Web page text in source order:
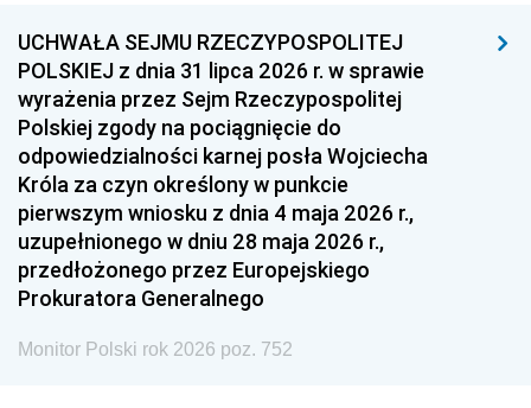
UCHWAŁA SEJMU RZECZYPOSPOLITEJ
POLSKIEJ z dnia 31 lipca 2026 r. w sprawie
wyrażenia przez Sejm Rzeczypospolitej
Polskiej zgody na pociągnięcie do
odpowiedzialności karnej posła Wojciecha
Króla za czyn określony w punkcie
pierwszym wniosku z dnia 4 maja 2026 r.,
uzupełnionego w dniu 28 maja 2026 r.,
przedłożonego przez Europejskiego
Prokuratora Generalnego
Monitor Polski rok 2026 poz. 752